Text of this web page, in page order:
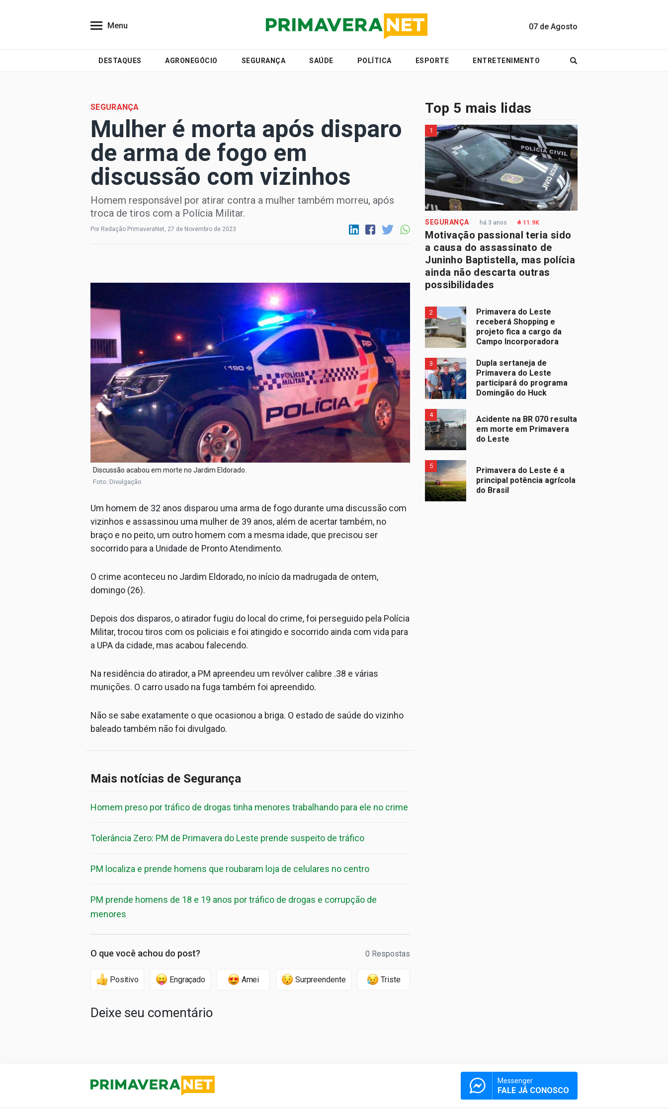
Menu 07 de Agosto
DESTAQUES AGRONEGÓCIO SEGURANÇA SAÚDE POLÍTICA ESPORTE ENTRETENIMENTO
SEGURANÇA
Mulher é morta após disparo
de arma de fogo em
discussão com vizinhos
Homem responsável por atirar contra a mulher também morreu, após
troca de tiros com a Polícia Militar.
Por Redação PrimaveraNet, 27 de Novembro de 2023
Discussão acabou em morte no Jardim Eldorado.
Foto: Divulgação
Um homem de 32 anos disparou uma arma de fogo durante uma discussão com
vizinhos e assassinou uma mulher de 39 anos, além de acertar também, no
braço e no peito, um outro homem com a mesma idade, que precisou ser
socorrido para a Unidade de Pronto Atendimento.
O crime aconteceu no Jardim Eldorado, no início da madrugada de ontem,
domingo (26).
Depois dos disparos, o atirador fugiu do local do crime, foi perseguido pela Polícia
Militar, trocou tiros com os policiais e foi atingido e socorrido ainda com vida para
a UPA da cidade, mas acabou falecendo.
Na residência do atirador, a PM apreendeu um revólver calibre .38 e várias
munições. O carro usado na fuga também foi apreendido.
Não se sabe exatamente o que ocasionou a briga. O estado de saúde do vizinho
baleado também não foi divulgado.
Mais notícias de Segurança
Homem preso por tráfico de drogas tinha menores trabalhando para ele no crime
Tolerância Zero: PM de Primavera do Leste prende suspeito de tráfico
PM localiza e prende homens que roubaram loja de celulares no centro
PM prende homens de 18 e 19 anos por tráfico de drogas e corrupção de
menores
O que você achou do post? 0 Respostas
Positivo Engraçado Amei Surpreendente Triste
Deixe seu comentário
Top 5 mais lidas
SEGURANÇA há 3 anos 11.9K
Motivação passional teria sido
a causa do assassinato de
Juninho Baptistella, mas polícia
ainda não descarta outras
possibilidades
1
Primavera do Leste
receberá Shopping e
projeto fica a cargo da
Campo Incorporadora
2
Dupla sertaneja de
Primavera do Leste
participará do programa
Domingão do Huck
3
Acidente na BR 070 resulta
em morte em Primavera
do Leste
4
Primavera do Leste é a
principal potência agrícola
do Brasil
5
Messenger
FALE JÁ CONOSCO